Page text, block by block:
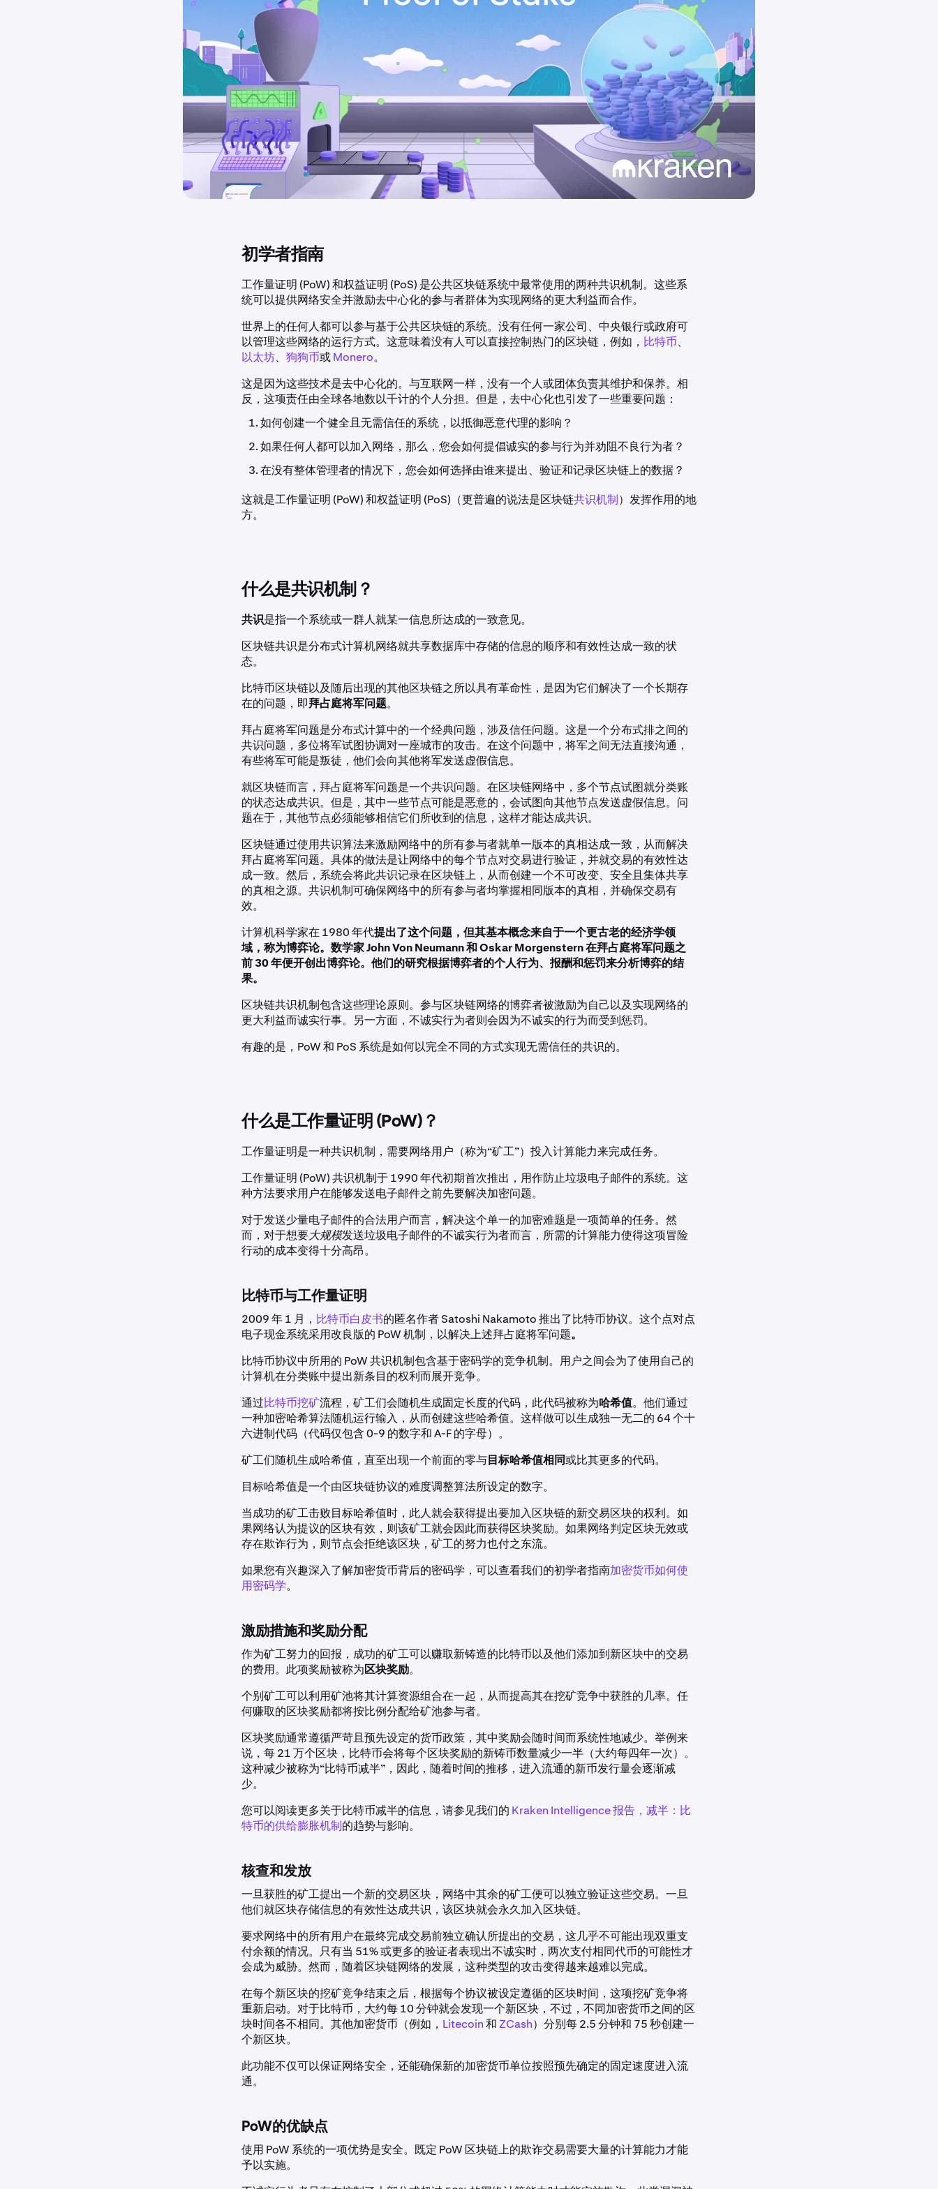
初学者指南
工作量证明 (PoW) 和权益证明 (PoS) 是公共区块链系统中最常使用的两种共识机制。这些系
统可以提供网络安全并激励去中心化的参与者群体为实现网络的更大利益而合作。
世界上的任何人都可以参与基于公共区块链的系统。没有任何一家公司、中央银行或政府可
以管理这些网络的运行方式。这意味着没有人可以直接控制热门的区块链，例如， 比特币、
以太坊、 狗狗币或Monero。
这是因为这些技术是去中心化的。与互联网一样，没有一个人或团体负责其维护和保养。相
反，这项责任由全球各地数以千计的个人分担。但是，去中心化也引发了一些重要问题：
如何创建一个健全且无需信任的系统，以抵御恶意代理的影响？
如果任何人都可以加入网络，那么，您会如何提倡诚实的参与行为并劝阻不良行为者？
在没有整体管理者的情况下，您会如何选择由谁来提出、验证和记录区块链上的数据？
这就是工作量证明 (PoW) 和权益证明 (PoS)（更普遍的说法是区块链共识机制）发挥作用的地
方。
什么是共识机制？
共识是指一个系统或一群人就某一信息所达成的一致意见。
区块链共识是分布式计算机网络就共享数据库中存储的信息的顺序和有效性达成一致的状
态。
比特币区块链以及随后出现的其他区块链之所以具有革命性，是因为它们解决了一个长期存
在的问题，即拜占庭将军问题。
拜占庭将军问题是分布式计算中的一个经典问题，涉及信任问题。这是一个分布式排之间的
共识问题，多位将军试图协调对一座城市的攻击。在这个问题中，将军之间无法直接沟通，
有些将军可能是叛徒，他们会向其他将军发送虚假信息。
就区块链而言，拜占庭将军问题是一个共识问题。在区块链网络中，多个节点试图就分类账
的状态达成共识。但是，其中一些节点可能是恶意的，会试图向其他节点发送虚假信息。问
题在于，其他节点必须能够相信它们所收到的信息，这样才能达成共识。
区块链通过使用共识算法来激励网络中的所有参与者就单一版本的真相达成一致，从而解决
拜占庭将军问题。具体的做法是让网络中的每个节点对交易进行验证，并就交易的有效性达
成一致。然后，系统会将此共识记录在区块链上，从而创建一个不可改变、安全且集体共享
的真相之源。共识机制可确保网络中的所有参与者均掌握相同版本的真相，并确保交易有
效。
计算机科学家在 1980 年代提出了这个问题，但其基本概念来自于一个更古老的经济学领
域，称为博弈论。数学家 John Von Neumann 和 Oskar Morgenstern 在拜占庭将军问题之
前 30 年便开创出博弈论。他们的研究根据博弈者的个人行为、报酬和惩罚来分析博弈的结
果。
区块链共识机制包含这些理论原则。参与区块链网络的博弈者被激励为自己以及实现网络的
更大利益而诚实行事。另一方面，不诚实行为者则会因为不诚实的行为而受到惩罚。
有趣的是，PoW 和 PoS 系统是如何以完全不同的方式实现无需信任的共识的。
什么是工作量证明 (PoW)？
工作量证明是一种共识机制，需要网络用户（称为“矿工”）投入计算能力来完成任务。
工作量证明 (PoW) 共识机制于 1990 年代初期首次推出，用作防止垃圾电子邮件的系统。这
种方法要求用户在能够发送电子邮件之前先要解决加密问题。
对于发送少量电子邮件的合法用户而言，解决这个单一的加密难题是一项简单的任务。然
而，对于想要大规模发送垃圾电子邮件的不诚实行为者而言，所需的计算能力使得这项冒险
行动的成本变得十分高昂。
比特币与工作量证明
2009 年 1 月， 比特币白皮书的匿名作者 Satoshi Nakamoto 推出了比特币协议。这个点对点
电子现金系统采用改良版的 PoW 机制，以解决上述拜占庭将军问题。
比特币协议中所用的 PoW 共识机制包含基于密码学的竞争机制。用户之间会为了使用自己的
计算机在分类账中提出新条目的权利而展开竞争。
通过比特币挖矿流程，矿工们会随机生成固定长度的代码，此代码被称为哈希值。他们通过
一种加密哈希算法随机运行输入，从而创建这些哈希值。这样做可以生成独一无二的 64 个十
六进制代码（代码仅包含 0-9 的数字和 A-F 的字母）。
矿工们随机生成哈希值，直至出现一个前面的零与目标哈希值相同或比其更多的代码。
目标哈希值是一个由区块链协议的难度调整算法所设定的数字。
当成功的矿工击败目标哈希值时，此人就会获得提出要加入区块链的新交易区块的权利。如
果网络认为提议的区块有效，则该矿工就会因此而获得区块奖励。如果网络判定区块无效或
存在欺诈行为，则节点会拒绝该区块，矿工的努力也付之东流。
如果您有兴趣深入了解加密货币背后的密码学，可以查看我们的初学者指南加密货币如何使
用密码学。
激励措施和奖励分配
作为矿工努力的回报，成功的矿工可以赚取新铸造的比特币以及他们添加到新区块中的交易
的费用。此项奖励被称为区块奖励。
个别矿工可以利用矿池将其计算资源组合在一起，从而提高其在挖矿竞争中获胜的几率。任
何赚取的区块奖励都将按比例分配给矿池参与者。
区块奖励通常遵循严苛且预先设定的货币政策，其中奖励会随时间而系统性地减少。举例来
说，每 21 万个区块，比特币会将每个区块奖励的新铸币数量减少一半（大约每四年一次）。
这种减少被称为“比特币减半”，因此，随着时间的推移，进入流通的新币发行量会逐渐减
少。
您可以阅读更多关于比特币减半的信息，请参见我们的 Kraken Intelligence 报告，减半：比
特币的供给膨胀机制的趋势与影响。
核查和发放
一旦获胜的矿工提出一个新的交易区块，网络中其余的矿工便可以独立验证这些交易。一旦
他们就区块存储信息的有效性达成共识，该区块就会永久加入区块链。
要求网络中的所有用户在最终完成交易前独立确认所提出的交易，这几乎不可能出现双重支
付余额的情况。只有当 51% 或更多的验证者表现出不诚实时，两次支付相同代币的可能性才
会成为威胁。然而，随着区块链网络的发展，这种类型的攻击变得越来越难以完成。
在每个新区块的挖矿竞争结束之后，根据每个协议被设定遵循的区块时间，这项挖矿竞争将
重新启动。对于比特币，大约每 10 分钟就会发现一个新区块，不过，不同加密货币之间的区
块时间各不相同。其他加密货币（例如， Litecoin和ZCash）分别每 2.5 分钟和 75 秒创建一
个新区块。
此功能不仅可以保证网络安全，还能确保新的加密货币单位按照预先确定的固定速度进入流
通。
PoW的优缺点
使用 PoW 系统的一项优势是安全。既定 PoW 区块链上的欺诈交易需要大量的计算能力才能
予以实施。